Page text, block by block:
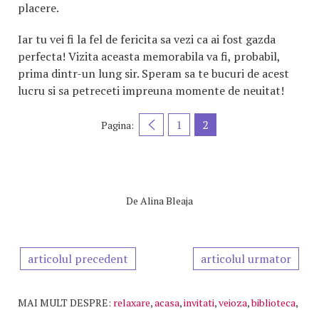
placere.
Iar tu vei fi la fel de fericita sa vezi ca ai fost gazda
perfecta! Vizita aceasta memorabila va fi, probabil,
prima dintr-un lung sir. Speram sa te bucuri de acest
lucru si sa petreceti impreuna momente de neuitat!
Pagina: 1 2
De Alina Bleaja
articolul precedent articolul urmator
MAI MULT DESPRE: relaxare,acasa,invitati,veioza,biblioteca,